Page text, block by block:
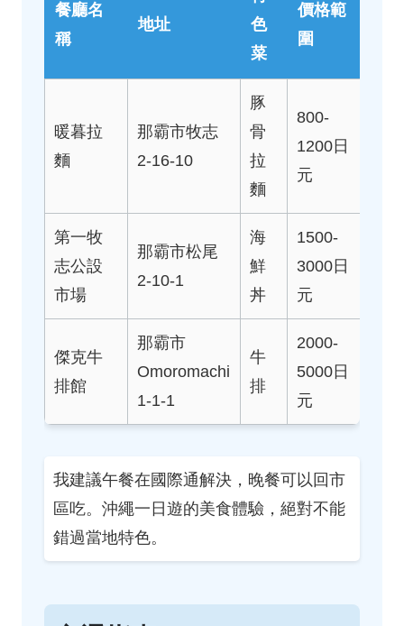
餐廳名
稱
地址
色
菜
價格範
圍
暖暮拉
麵
那霸市牧志
2-16-10
豚
骨
拉
麵
800-
1200日
元
第一牧
志公設
市場
那霸市松尾
2-10-1
海
鮮
丼
1500-
3000日
元
傑克牛
排館
那霸市
Omoromachi
1-1-1
牛
排
2000-
5000日
元
我建議午餐在國際通解決，晚餐可以回市
區吃。沖繩一日遊的美食體驗，絕對不能
錯過當地特色。